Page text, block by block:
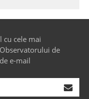
cu cele mai
de
e-mail